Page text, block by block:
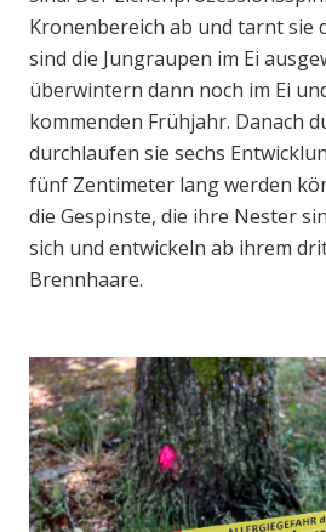
Kronenbereich ab und tarnt sie
sind die Jungraupen im Ei
überwintern dann noch im Ei
kommenden Frühjahr. Danach
durchlaufen sie sechs
fünf Zentimeter lang werden
die Gespinste, die ihre Nester
sich und entwickeln ab ihrem
Brennhaare.